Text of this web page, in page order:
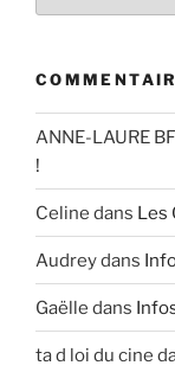
ANNE-LAURE BF
!
Celine dans Les
Audreydans
Gaëlle dans
ta d loi du cine